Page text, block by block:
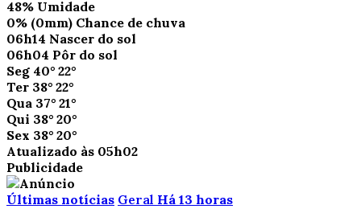
48% Umidade
0% (0mm) Chance de chuva
06h14 Nascer do sol
06h04 Pôr do sol
Seg 40° 22°
Ter 38° 22°
Qua 37° 21°
Qui 38° 20°
Sex 38° 20°
Atualizado às 05h02
Publicidade
Últimas notícias Geral Há 13 horas